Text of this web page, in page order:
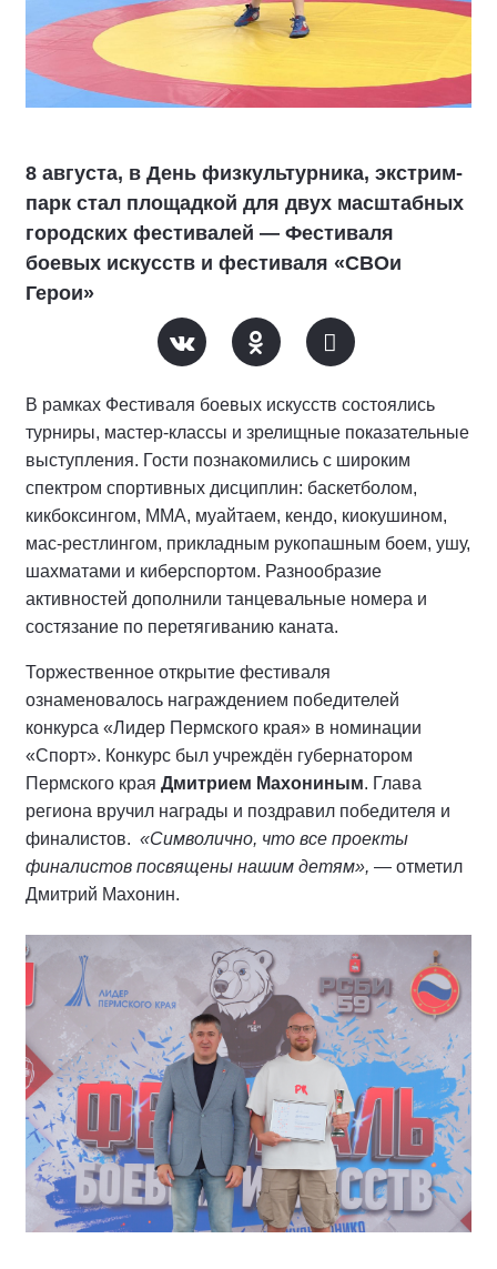
8 августа, в День физкультурника, экстрим-
парк стал площадкой для двух масштабных
городских фестивалей — Фестиваля
боевых искусств и фестиваля «СВОи
Герои»
В рамках Фестиваля боевых искусств состоялись
турниры, мастер-классы и зрелищные показательные
выступления. Гости познакомились с широким
спектром спортивных дисциплин: баскетболом,
кикбоксингом, ММА, муайтаем, кендо, киокушином,
мас-рестлингом, прикладным рукопашным боем, ушу,
шахматами и киберспортом. Разнообразие
активностей дополнили танцевальные номера и
состязание по перетягиванию каната.
Торжественное открытие фестиваля
ознаменовалось награждением победителей
конкурса «Лидер Пермского края» в номинации
«Спорт». Конкурс был учреждён губернатором
Пермского края Дмитрием Махониным. Глава
региона вручил награды и поздравил победителя и
финалистов. «Символично, что все проекты
финалистов посвящены нашим детям», — отметил
Дмитрий Махонин.